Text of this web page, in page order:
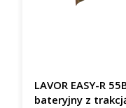
LAVOR EASY-R
bateryjny z